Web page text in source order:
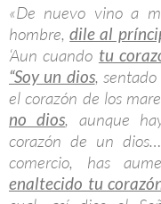
«De nuevo vino a
hombre,dile al
‘Aun cuando tu
“Soy un dios,
el corazón de los
no dios, aunque
corazón de un
comercio, has
enaltecido tu